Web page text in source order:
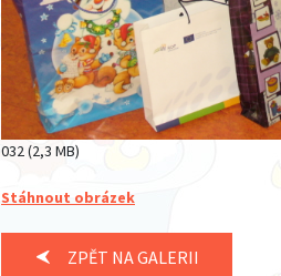
032 (2,3 MB)
Stáhnout obrázek
ZPĚT NA GALERII